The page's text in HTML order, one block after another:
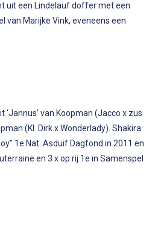
uit een Lindelauf doffer met een
van Marijke Vink, eveneens een
‘Jannus’ van Koopman (Jacco x zus
(Kl. Dirk x Wonderlady). Shakira
1e Nat. Asduif Dagfond in 2011 en
en 3 x op rij 1e in Samenspel